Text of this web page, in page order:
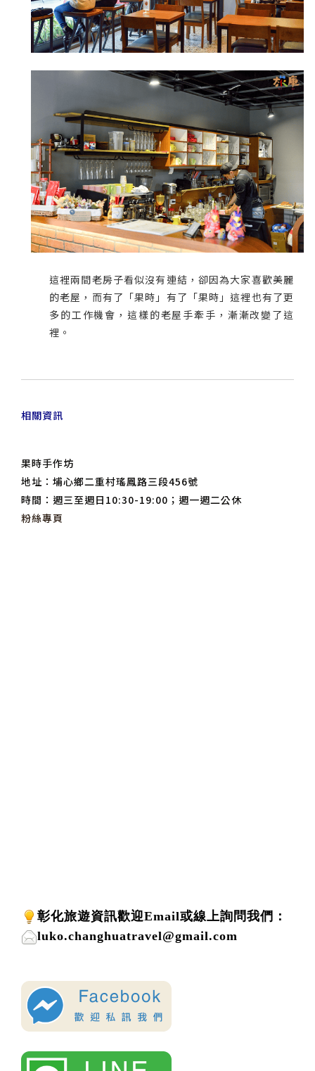
這裡兩間老房子看似沒有連結，卻因為大家喜歡美麗
的老屋，而有了「果時」有了「果時」這裡也有了更
多的工作機會，這樣的老屋手牽手，漸漸改變了這
裡。
相關資訊
果時手作坊
地址：埔心鄉二重村瑤鳳路三段456號
時間：週三至週日10:30-19:00；週一週二公休
粉絲專頁
彰化旅遊資訊歡迎Email或線上詢問我們 ：
luko.changhuatravel@gmail.com